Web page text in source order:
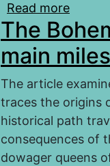
Read more
The
main
The article
traces the origins
historical path
consequences of
dowager queens